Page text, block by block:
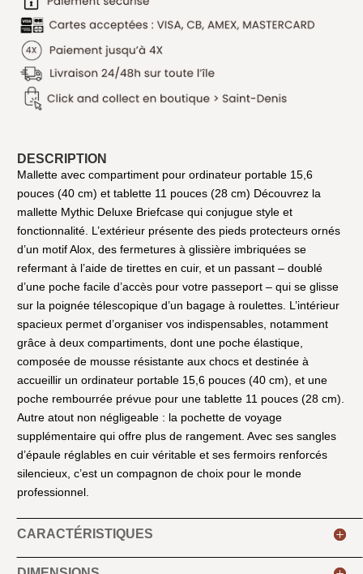
DESCRIPTION
Mallette avec compartiment pour ordinateur portable 15,6
pouces (40 cm) et tablette 11 pouces (28 cm) Découvrez la
mallette Mythic Deluxe Briefcase qui conjugue style et
fonctionnalité. L’extérieur présente des pieds protecteurs ornés
d’un motif Alox, des fermetures à glissière imbriquées se
refermant à l’aide de tirettes en cuir, et un passant – doublé
d’une poche facile d’accès pour votre passeport – qui se glisse
sur la poignée télescopique d’un bagage à roulettes. L’intérieur
spacieux permet d’organiser vos indispensables, notamment
grâce à deux compartiments, dont une poche élastique,
composée de mousse résistante aux chocs et destinée à
accueillir un ordinateur portable 15,6 pouces (40 cm), et une
poche rembourrée prévue pour une tablette 11 pouces (28 cm).
Autre atout non négligeable : la pochette de voyage
supplémentaire qui offre plus de rangement. Avec ses sangles
d’épaule réglables en cuir véritable et ses fermoirs renforcés
silencieux, c’est un compagnon de choix pour le monde
professionnel.
CARACTÉRISTIQUES